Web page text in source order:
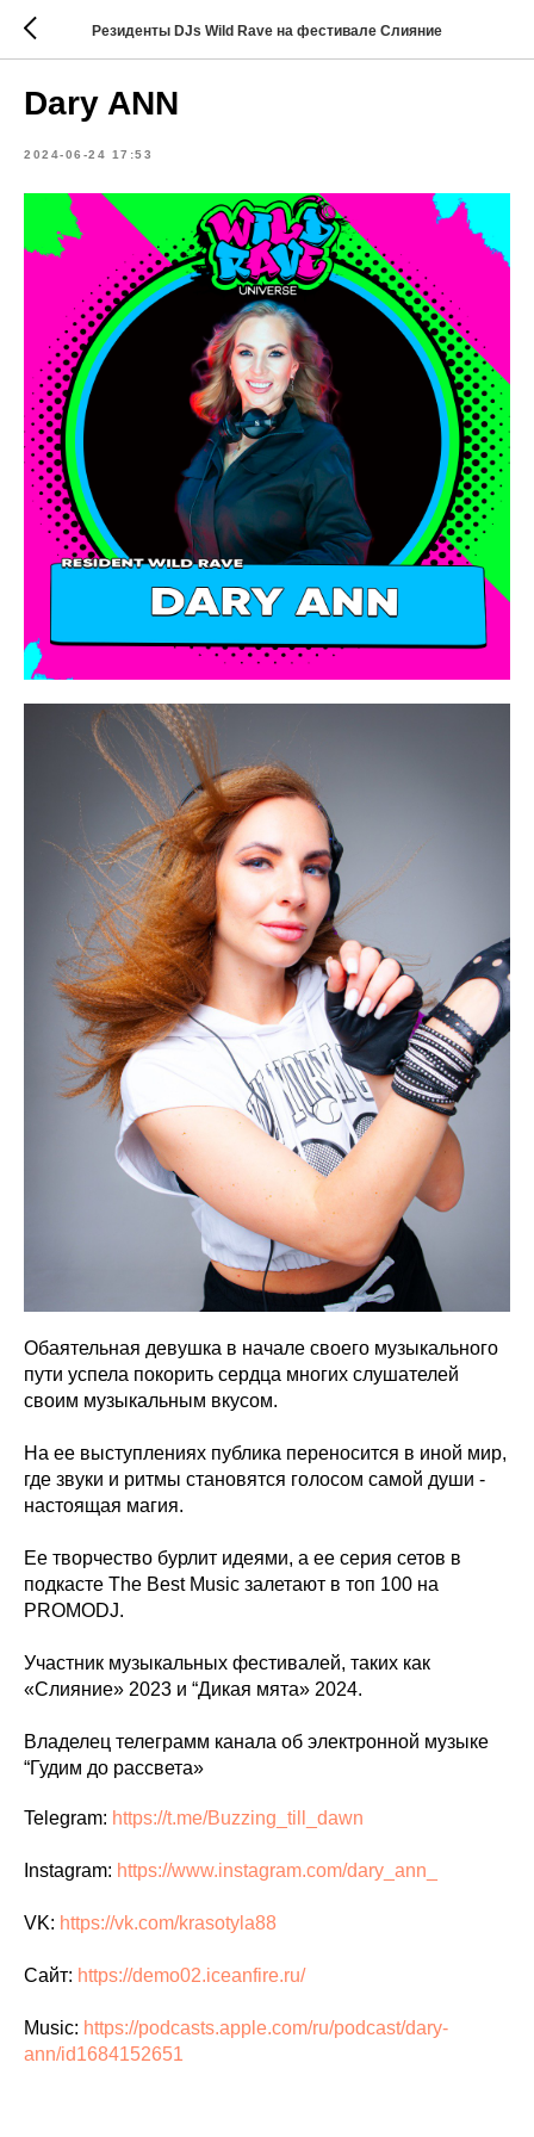
Резиденты DJs Wild Rave на фестивале Слияние
Dary ANN
2024-06-24 17:53
Обаятельная девушка в начале своего музыкального
пути успела покорить сердца многих слушателей
своим музыкальным вкусом.
На ее выступлениях публика переносится в иной мир,
где звуки и ритмы становятся голосом самой души -
настоящая магия.
Ее творчество бурлит идеями, а ее серия сетов в
подкасте The Best Music залетают в топ 100 на
PROMODJ.
Участник музыкальных фестивалей, таких как
«Слияние» 2023 и “Дикая мята» 2024.
Владелец телеграмм канала об электронной музыке
“Гудим до рассвета»
Telegram: https://t.me/Buzzing_till_dawn
Instagram: https://www.instagram.com/dary_ann_
VK: https://vk.com/krasotyla88
Сайт: https://demo02.iceanfire.ru/
Music: https://podcasts.apple.com/ru/podcast/dary-
ann/id1684152651